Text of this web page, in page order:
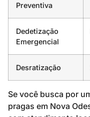
Preventiva
Dedetização
Emergencial
Desratização
Se você busca por
pragas em Nova